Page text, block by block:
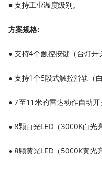
■ 支持工业温度级别。
方案规格:
● 支持4个触控按键（台灯开
● 支持1个5段式触控滑轨（
● 7至11米的雷达动作自动开
● 8颗白光LED（3000K白光
● 8颗黄光LED（5000K黄光